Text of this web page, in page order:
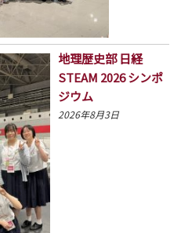
地理歴史部 日経
STEAM 2026 シンポ
ジウム
2026年8月3日